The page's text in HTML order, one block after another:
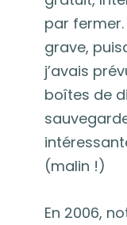
par
grave,
j’avais
boîtes de
(malin !)
En 2006,